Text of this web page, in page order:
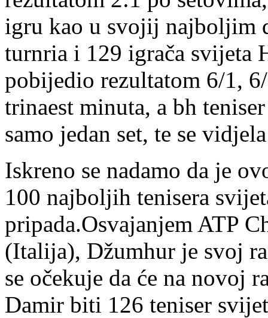
igru kao u svojij najboljim
turnria i 129 igrača svijeta
pobijedio rezultatom 6/1,
trinaest minuta, a bh
samo jedan set, te se
Iskreno se nadamo da je
100 najboljih tenisera
pripada.Osvajanjem ATP
(Italija), Džumhur je svoj
se očekuje da će na novoj
Damir biti 126 teniser